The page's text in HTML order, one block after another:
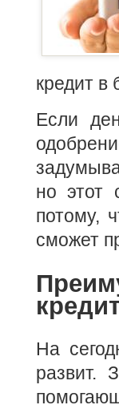
кредит в
Если
но этот
потому,
сможет
На
развит.